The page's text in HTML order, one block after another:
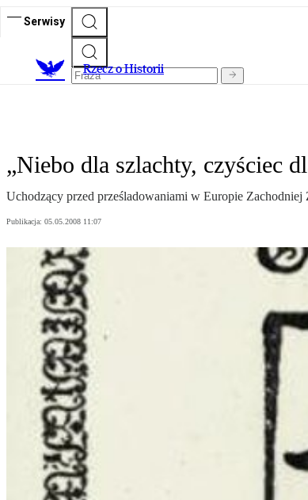
Serwisy
Rzecz o Historii
„Niebo dla szlachty, czyściec
Uchodzący przed prześladowaniami w Europie
Publikacja: 05.05.2008 11:07